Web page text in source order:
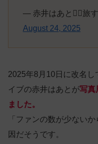
— 赤井はあと❤️‍🔥旅
August 24, 2025
2025年8月10日に改名し
イブの赤井はあとが写真
ました。
「ファンの数が少ない
因だそうです。